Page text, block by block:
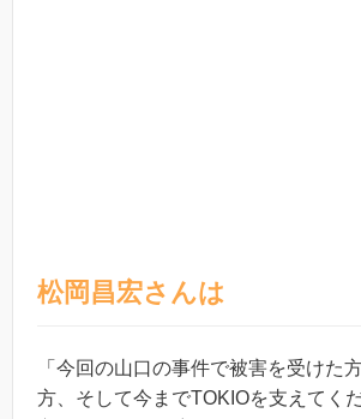
松岡昌宏さんは
「今回の山口の事件で被害を受けた
方、そして今までTOKIOを支えてく